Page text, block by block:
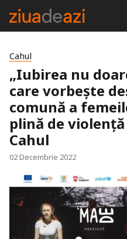
Cahul
„Iubirea nu
care vorbește
comună a
plină de
Cahul
02 Decembrie 2022